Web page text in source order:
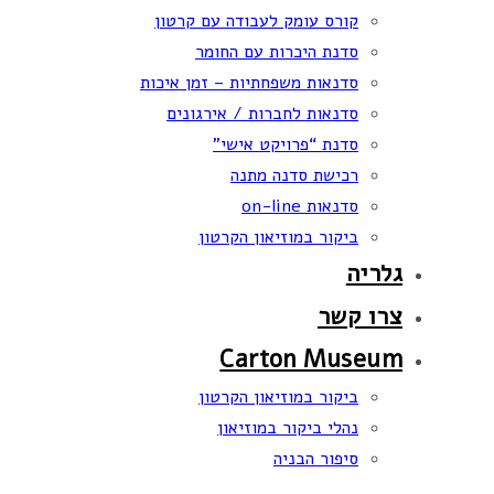
קורס עומק לעבודה עם קרטון
סדנת היכרות עם החומר
סדנאות משפחתיות – זמן איכות
סדנאות לחברות / אירגונים
סדנת “פרויקט אישי”
רכישת סדנה מתנה
סדנאות on-line
ביקור במוזיאון הקרטון
גלריה
צרו קשר
Carton Museum
ביקור במוזיאון הקרטון
נהלי ביקור במוזיאון
סיפור הבניה